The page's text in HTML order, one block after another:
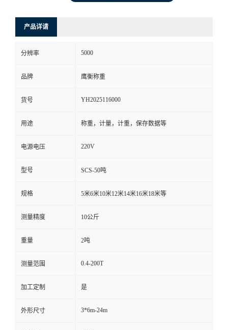
产品详请
分辨率 5000
品牌 鹰衡称重
货号 YH2025116000
用途 称重，计量，计重，保存数据等
电源电压 220V
型号 SCS-50吨
规格 5米6米10米12米14米16米18米等
测量精度 10公斤
重量 2吨
测量范围 0.4-200T
加工定制 是
外形尺寸 3*6m-24m